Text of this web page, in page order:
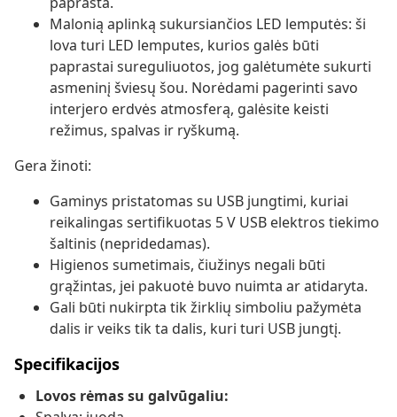
Malonią aplinką sukursiančios LED lemputės: ši
lova turi LED lemputes, kurios galės būti
paprastai sureguliuotos, jog galėtumėte sukurti
asmeninį šviesų šou. Norėdami pagerinti savo
interjero erdvės atmosferą, galėsite keisti
režimus, spalvas ir ryškumą.
Gera žinoti:
Gaminys pristatomas su USB jungtimi, kuriai
reikalingas sertifikuotas 5 V USB elektros tiekimo
šaltinis (nepridedamas).
Higienos sumetimais, čiužinys negali būti
grąžintas, jei pakuotė buvo nuimta ar atidaryta.
Gali būti nukirpta tik žirklių simboliu pažymėta
dalis ir veiks tik ta dalis, kuri turi USB jungtį.
Specifikacijos
Lovos rėmas su galvūgaliu: